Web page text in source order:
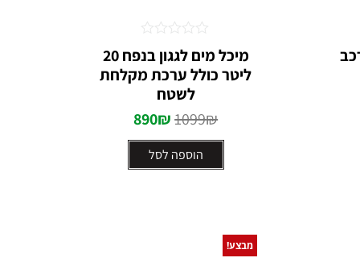
מיכל מים לגגון בנפח 20
ליטר כולל ערכת מקלחת
לשטח
1099₪
890₪
הוספה לסל
0
מתוך
מבצע!